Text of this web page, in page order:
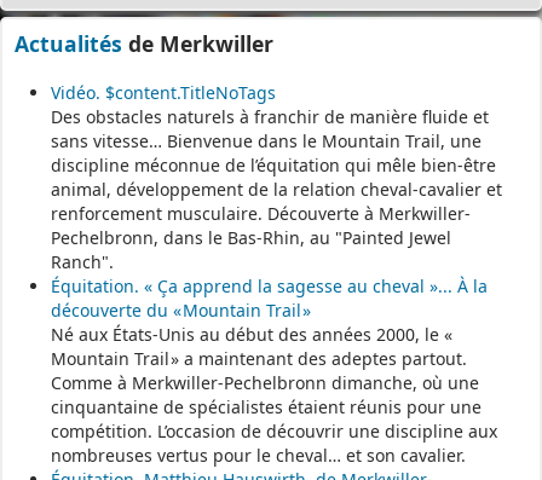
de frais d’envoi et de temps. Vous pouvez également suivre en
ligne l’avancement du traitement de votre demande,
demande sera instruite de façon dématérialisée
pour assurer plus de fluidité et de réactivité dans son traitement.
Les services de votre commune restent
vos interlocuteurs de proximité
pour vous guider avant le dépôt de votre dossier, mais aussi
pendant et après l’instruction de votre demande.
Pour accéder au téléservice et déposer votre demande, rendez-
vous à l’adresse suivante :
https://appli.atip67.fr/guichet-unique
- - - - - - - - - - - - - - - - - -
Assistant(e)s maternel(le)s
Actualités de Merkwiller
Vidéo. $content.TitleNoTags
Des obstacles naturels à franchir de manière fluide et
sans vitesse… Bienvenue dans le Mountain Trail, une
discipline méconnue de l’équitation qui mêle bien-être
animal, développement de la relation cheval-cavalier et
renforcement musculaire. Découverte à Merkwiller-
Pechelbronn, dans le Bas-Rhin, au "Painted Jewel
Ranch".
Équitation. « Ça apprend la sagesse au cheval »... À la
découverte du « Mountain Trail »
Né aux États-Unis au début des années 2000, le «
Mountain Trail » a maintenant des adeptes partout.
Comme à Merkwiller-Pechelbronn dimanche, où une
cinquantaine de spécialistes étaient réunis pour une
compétition. L’occasion de découvrir une discipline aux
nombreuses vertus pour le cheval… et son cavalier.